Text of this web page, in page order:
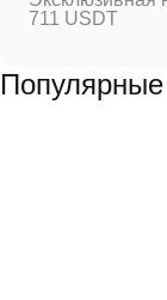
711 USDT
Популярные